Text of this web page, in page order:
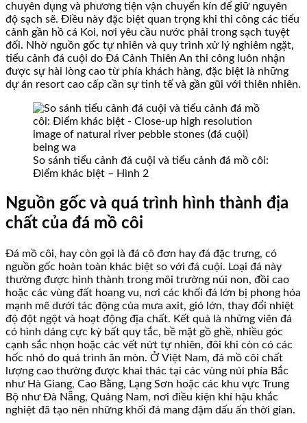
chuyên dụng và phương tiện vận chuyển kín để giữ nguyên
độ sạch sẽ. Điều này đặc biệt quan trọng khi thi công các tiểu
cảnh gần hồ cá Koi, nơi yêu cầu nước phải trong sạch tuyệt
đối. Nhờ nguồn gốc tự nhiên và quy trình xử lý nghiêm ngặt,
tiểu cảnh đá cuội do Đá Cảnh Thiên An thi công luôn nhận
được sự hài lòng cao từ phía khách hàng, đặc biệt là những
dự án resort cao cấp cần sự tinh tế và gần gũi với thiên nhiên.
So sánh tiểu cảnh đá cuội và tiểu cảnh đá mồ côi:
Điểm khác biệt – Hình 2
Nguồn gốc và quá trình hình thành địa
chất của đá mồ côi
Đá mồ côi, hay còn gọi là đá cô đơn hay đá đặc trưng, có
nguồn gốc hoàn toàn khác biệt so với đá cuội. Loại đá này
thường được hình thành trong môi trường núi non, đồi cao
hoặc các vùng đất hoang vu, nơi các khối đá lớn bị phong hóa
mạnh mẽ dưới tác động của mưa axit, gió lớn, thay đổi nhiệt
độ đột ngột và hoạt động địa chất. Kết quả là những viên đá
có hình dáng cực kỳ bất quy tắc, bề mặt gồ ghề, nhiều góc
cạnh sắc nhọn hoặc các vết nứt tự nhiên, đôi khi còn có các
hốc nhỏ do quá trình ăn mòn. Ở Việt Nam, đá mồ côi chất
lượng cao thường được khai thác tại các vùng núi phía Bắc
như Hà Giang, Cao Bằng, Lạng Sơn hoặc các khu vực Trung
Bộ như Đà Nẵng, Quảng Nam, nơi điều kiện khí hậu khắc
nghiệt đã tạo nên những khối đá mang đậm dấu ấn thời gian.